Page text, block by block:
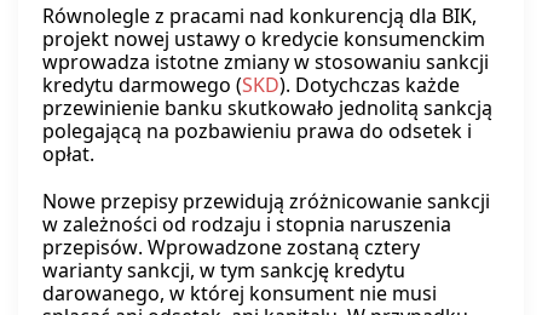
Równolegle z pracami nad konkurencją dla BIK,
projekt nowej ustawy o kredycie konsumenckim
wprowadza istotne zmiany w stosowaniu sankcji
kredytu darmowego (SKD). Dotychczas każde
przewinienie banku skutkowało jednolitą sankcją
polegającą na pozbawieniu prawa do odsetek i
opłat.
Nowe przepisy przewidują zróżnicowanie sankcji
w zależności od rodzaju i stopnia naruszenia
przepisów. Wprowadzone zostaną cztery
warianty sankcji, w tym sankcję kredytu
darowanego, w której konsument nie musi